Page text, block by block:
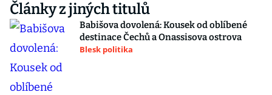
Články z jiných titulů
Babišova dovolená: Kousek od oblíbené
destinace Čechů a Onassisova ostrova
Blesk politika